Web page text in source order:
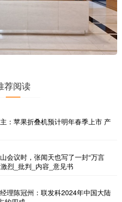
荐阅读
：苹果折叠机预计明年春季上市 产
会议时，张闻天也写了一封“万言
烈_批判_内容_意见书
理陈冠州：联发科2024年中国大陆